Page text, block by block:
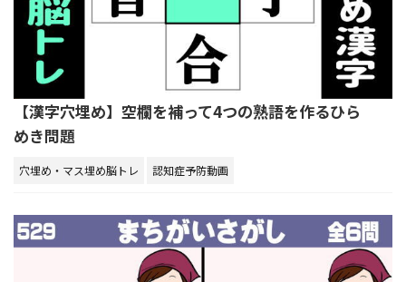
【漢字穴埋め】空欄を補って4つの熟語を作るひら
めき問題
穴埋め・マス埋め脳トレ 認知症予防動画